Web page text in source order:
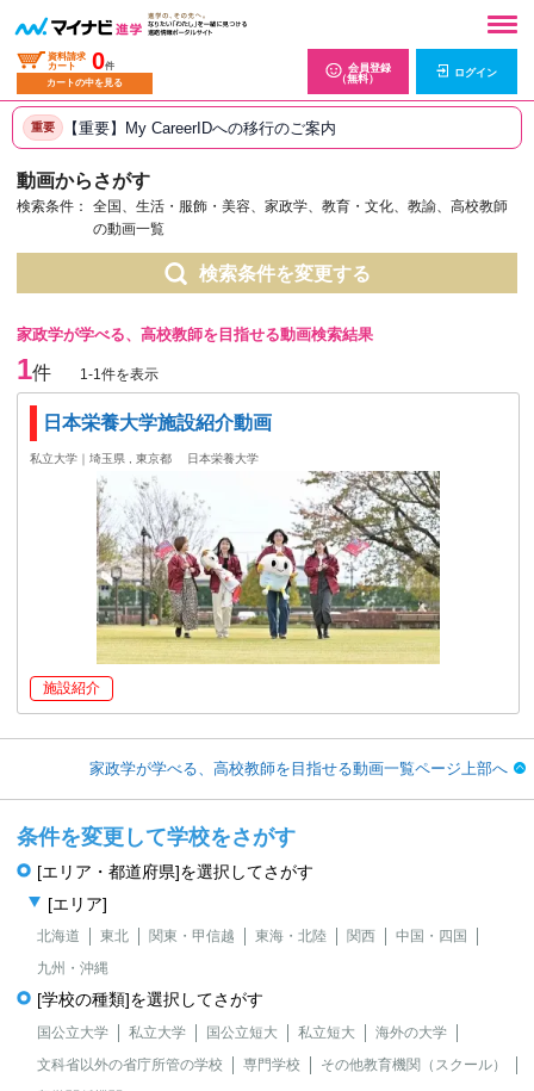
資料請求
カート
0件
カートの中を見る
会員登録
（無料）
ログイン
重要 【重要】My CareerIDへの移行のご案内
動画からさがす
検索条件：
全国、生活・服飾・美容、家政学、教育・文化、教諭、高校教師
の動画一覧
検索条件を変更する
家政学が学べる、高校教師を目指せる動画検索結果
1件 1-1件を表示
日本栄養大学施設紹介動画
私立大学｜埼玉県 , 東京都 日本栄養大学
施設紹介
家政学が学べる、高校教師を目指せる動画一覧ページ上部へ
条件を変更して学校をさがす
[エリア・都道府県]を選択してさがす
[エリア]
北海道 東北 関東・甲信越 東海・北陸 関西
中国・四国
九州・沖縄
[学校の種類]を選択してさがす
国公立大学 私立大学 国公立短大 私立短大
海外の大学
文科省以外の省庁所管の学校
専門学校
その他教育機関（スクール）